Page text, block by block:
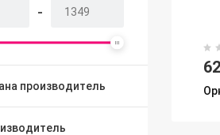
-
производитель